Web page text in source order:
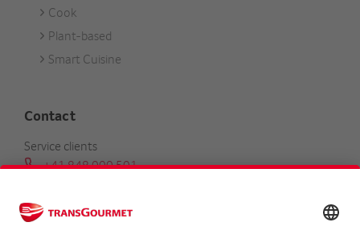
Cook
Plant-based
Smart Cuisine
Contact
Service clients
+41 848 000 501
Trouver un conseiller clientèle